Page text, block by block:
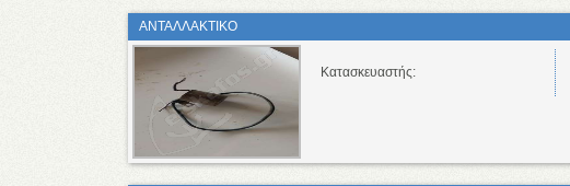
ΑΝΤΑΛΛΑΚΤΙΚΟ
Κατασκευαστής: